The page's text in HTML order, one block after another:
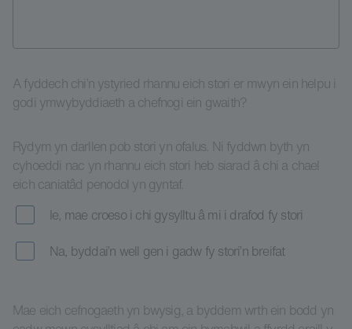
A fyddech chi’n ystyried rhannu eich stori er mwyn ein helpu i
godi ymwybyddiaeth a chefnogi ein gwaith?
Rydym yn darllen pob stori yn ofalus. Ni fyddwn byth yn
cyhoeddi nac yn rhannu eich stori heb siarad â chi a chael
eich caniatâd penodol yn gyntaf.
Ie, mae croeso i chi gysylltu â mi i drafod fy stori
Na, byddai’n well gen i gadw fy stori’n breifat
Mae eich cefnogaeth yn bwysig, a byddem wrth ein bodd yn